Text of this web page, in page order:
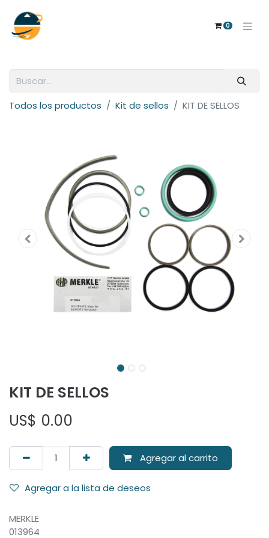
0
Todos los productos Kit de sellos KIT DE SELLOS
KIT DE SELLOS
US$ 0.00
Agregar al carrito
Agregar a la lista de deseos
MERKLE
013964